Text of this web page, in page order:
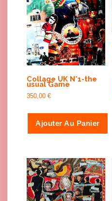
Collage UK N°1-the
usual Game
350,00 €
Ajouter Au Panier